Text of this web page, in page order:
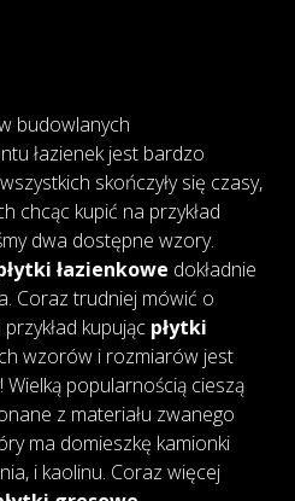
budowlanych
łazienek jest bardzo
skończyły się czasy,
chcąc kupić na przykład
dwa dostępne wzory.
łazienkowe dokładnie
Coraz trudniej mówić o
kupując płytki
wzorów i rozmiarów jest
popularnością cieszą
z materiału zwanego
ma domieszkę kamionki
i kaolinu. Coraz więcej